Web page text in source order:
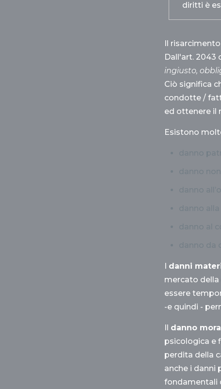
diritti è
Il
Dall'art. 2043
ingiusto,
Ciò significa
condotte /
ed ottenere il
Esistono
danni
mercato della
essere
-e quindi -
danno
psicologica e
perdita della
anche i danni
fondamentali